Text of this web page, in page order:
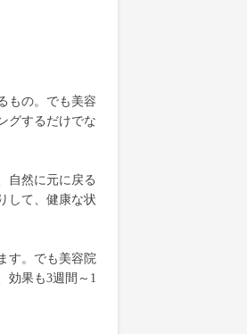
もの。でも美容
グするだけでな
自然に元に戻る
して、健康な状
す。でも美容院
効果も3週間～1